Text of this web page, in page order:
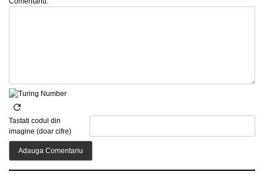
Tastati codul din
imagine (doar cifre)